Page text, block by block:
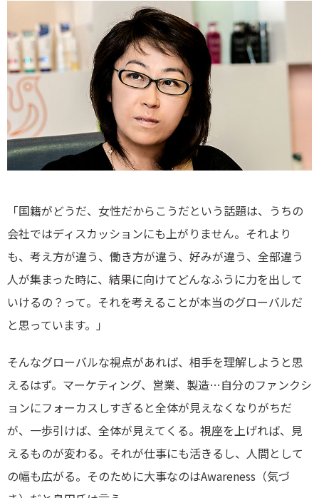
「国籍がどうだ、女性だからこうだという話題は、うちの
会社ではディスカッションにも上がりません。それより
も、考え方が違う、働き方が違う、好みが違う、全部違う
人が集まった時に、結果に向けてどんなふうに力を出して
いけるの？って。それを考えることが本当のグローバルだ
と思っています。」
そんなグローバルな視点があれば、相手を理解しようと思
えるはず。マーケティング、営業、製造…自分のファンクシ
ョンにフォーカスしすぎると全体が見えなくなりがちだ
が、一歩引けば、全体が見えてくる。視座を上げれば、見
えるものが変わる。それが仕事にも活きるし、人間として
の幅も広がる。そのために大事なのはAwareness（気づ